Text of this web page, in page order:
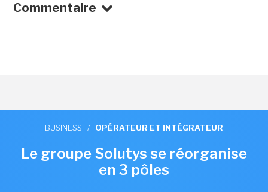
Commentaire
BUSINESS / OPÉRATEUR ET INTÉGRATEUR
Le groupe Solutys se réorganise
en 3 pôles